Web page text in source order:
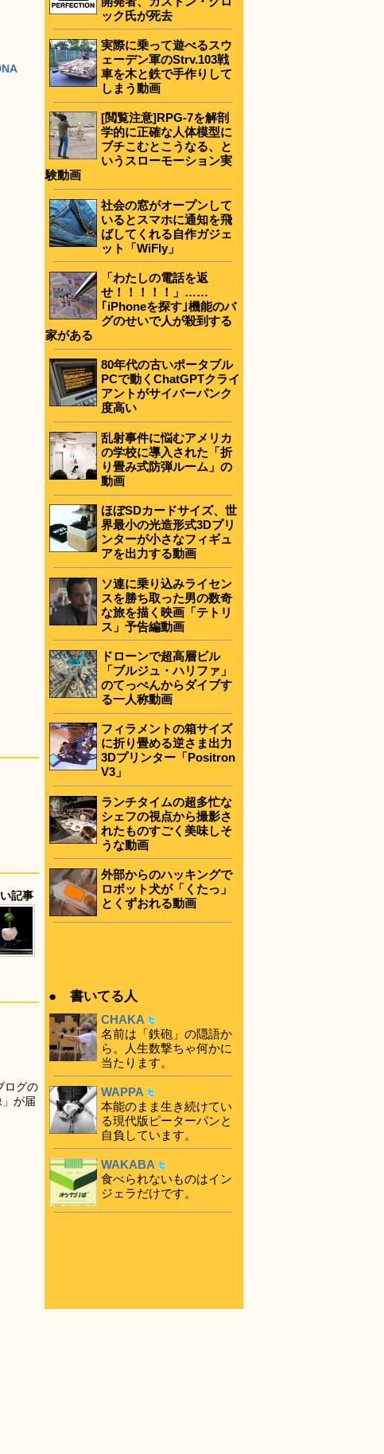
記事
ログの
が届
ック氏が死去
実際に乗って遊べるスウ
ェーデン軍のStrv.103戦
車を木と鉄で手作りして
しまう動画
[閲覧注意]RPG-7を解剖
学的に正確な人体模型に
ブチこむとこうなる、と
いうスローモーション実
験動画
社会の窓がオープンして
いるとスマホに通知を飛
ばしてくれる自作ガジェ
ット「WiFly」
「わたしの電話を返
せ！！！！！」……
｢iPhoneを探す｣機能のバ
グのせいで人が殺到する
家がある
80年代の古いポータブル
PCで動くChatGPTクライ
アントがサイバーパンク
度高い
乱射事件に悩むアメリカ
の学校に導入された「折
り畳み式防弾ルーム」の
動画
ほぼSDカードサイズ、世
界最小の光造形式3Dプリ
ンターが小さなフィギュ
アを出力する動画
ソ連に乗り込みライセン
スを勝ち取った男の数奇
な旅を描く映画「テトリ
ス」予告編動画
ドローンで超高層ビル
「ブルジュ・ハリファ」
のてっぺんからダイブす
る一人称動画
フィラメントの箱サイズ
に折り畳める逆さま出力
3Dプリンター「Positron
V3」
ランチタイムの超多忙な
シェフの視点から撮影さ
れたものすごく美味しそ
うな動画
外部からのハッキングで
ロボット犬が「くたっ」
とくずおれる動画
● 書いてる人
CHAKA
名前は「鉄砲」の隠語か
ら。人生数撃ちゃ何かに
当たります。
WAPPA
本能のまま生き続けてい
る現代版ピーターパンと
自負しています。
WAKABA
食べられないものはイン
ジェラだけです。